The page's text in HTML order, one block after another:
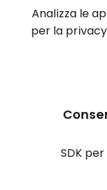
Analizza le
per la
SDK